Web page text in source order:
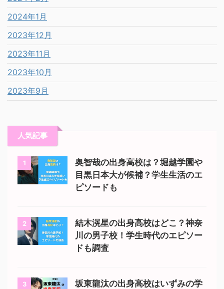
2024年1月
2023年12月
2023年11月
2023年10月
2023年9月
人気記事
1
奥智哉の出身高校は？堀越学園や
目黒日本大が候補？学生生活のエ
ピソードも
2
結木滉星の出身高校はどこ？神奈
川の男子校！学生時代のエピソー
ドも調査
3
坂東龍汰の出身高校はいずみの学